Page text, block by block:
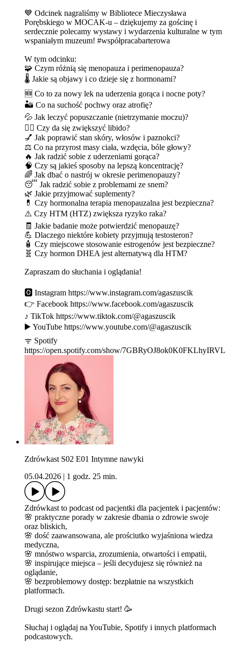
💙 Odcinek nagraliśmy w Bibliotece Mieczysława
Porębskiego w MOCAK-u – dziękujemy za gościnę i
serdecznie polecamy wystawy i wydarzenia kulturalne w tym
wspaniałym muzeum! #współpracabarterowa
W tym odcinku:
🧩 Czym różnią się menopauza i perimenopauza?
🌡️ Jakie są objawy i co dzieje się z hormonami?
🆕 Co to za nowy lek na uderzenia gorąca i nocne poty?
🏜️ Co na suchość pochwy oraz atrofię?
💦 Jak leczyć popuszczanie (nietrzymanie moczu)?
❤️‍🔥 Czy da się zwiększyć libido?
💅 Jak poprawić stan skóry, włosów i paznokci?
⚖️ Co na przyrost masy ciała, wzdęcia, bóle głowy?
🔥 Jak radzić sobie z uderzeniami gorąca?
🧠 Czy są jakieś sposoby na lepszą koncentrację?
🌈 Jak dbać o nastrój w okresie perimenopauzy?
😴 Jak radzić sobie z problemami ze snem?
🌿 Jakie przyjmować suplementy?
💊 Czy hormonalna terapia menopauzalna jest bezpieczna?
⚠️ Czy HTM (HTZ) zwiększa ryzyko raka?
🧾 Jakie badanie może potwierdzić menopauzę?
💪 Dlaczego niektóre kobiety przyjmują testosteron?
🧴 Czy miejscowe stosowanie estrogenów jest bezpieczne?
🧬 Czy hormon DHEA jest alternatywą dla HTM?
Zapraszam do słuchania i oglądania!
🅾 Instagram https://www.instagram.com/agaszuscik
👉 Facebook https://www.facebook.com/agaszuscik
♪ TikTok https://www.tiktok.com/@agaszuscik
▶️ YouTube https://www.youtube.com/@agaszuscik
ᯤ Spotify
https://open.spotify.com/show/7GBRyOJ8ok0K0FKLhyIRVL
Zdrówkast S02 E01 Intymne nawyki
05.04.2026
1 godz. 25 min.
Zdrówkast to podcast od pacjentki dla pacjentek i pacjentów:
🌸 praktyczne porady w zakresie dbania o zdrowie swoje
oraz bliskich,
🌸 dość zaawansowana, ale prościutko wyjaśniona wiedza
medyczna,
🌸 mnóstwo wsparcia, zrozumienia, otwartości i empatii,
🌸 inspirujące miejsca – jeśli decydujesz się również na
oglądanie,
🌸 bezproblemowy dostęp: bezpłatnie na wszystkich
platformach.
Drugi sezon Zdrówkastu start! 🥳
Słuchaj i oglądaj na YouTubie, Spotify i innych platformach
podcastowych.